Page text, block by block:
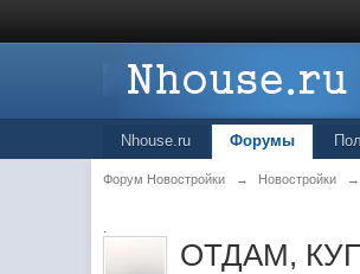
Nhouse.ru Форумы
Форум Новостройки → Новостройки →
.
ОТДАМ,